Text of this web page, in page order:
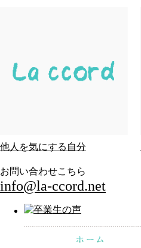
他人を気にする自分
お問い合わせこちら
info@la-ccord.net